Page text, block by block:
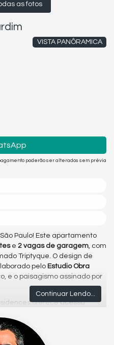
as fotos
VISTA PANÔRAMICA
poderão ser alterados sem prévia
Paulo! Este apartamento
e 2 vagas de garagem, com
Triptyque. O design de
pelo Estudio Obra
e o paisagismo assinado por
ofereceacesso
o máximo em
. Localizado ao lado do
fácil acesso às melhores
Continuar Lendo...